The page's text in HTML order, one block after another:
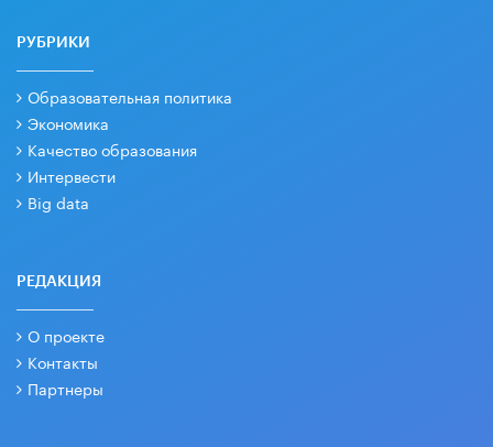
РУБРИКИ
Образовательная политика
Экономика
Качество образования
Интервести
Big data
РЕДАКЦИЯ
О проекте
Контакты
Партнеры